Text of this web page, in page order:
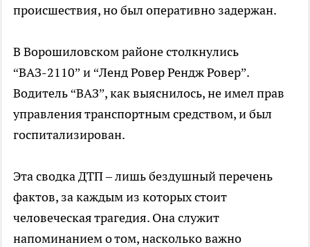
происшествия, но был оперативно задержан.
В Ворошиловском районе столкнулись
“ВАЗ-2110” и “Ленд Ровер Рендж Ровер”.
Водитель “ВАЗ”, как выяснилось, не имел прав
управления транспортным средством, и был
госпитализирован.
Эта сводка ДТП – лишь бездушный перечень
фактов, за каждым из которых стоит
человеческая трагедия. Она служит
напоминанием о том, насколько важно